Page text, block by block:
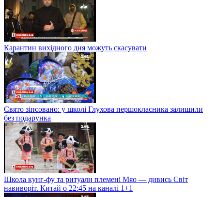
Карантин вихідного дня можуть скасувати
Свято зіпсовано: у школі Глухова першокласника залишили
без подарунка
Школа кунг-фу та ритуали племені Мяо — дивись Світ
навиворіт. Китай о 22:45 на каналі 1+1